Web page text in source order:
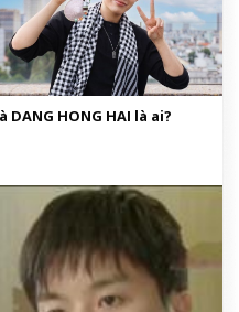
HONG HAI là ai?